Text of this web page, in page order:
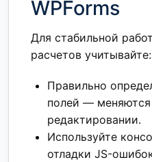
WPForms
Для стабильной
расчетов учитывайте:
Правильно
полей —
редактировании.
Используйте
отладки JS-